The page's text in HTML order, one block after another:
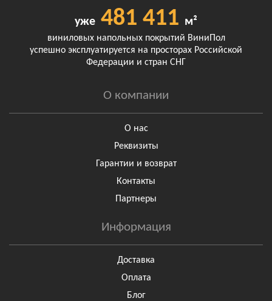
уже 481 411 м²
виниловых напольных покрытий ВиниПол
успешно эксплуатируется на просторах Российской
Федерации и стран СНГ
О компании
О нас
Реквизиты
Гарантии и возврат
Контакты
Партнеры
Информация
Доставка
Оплата
Блог